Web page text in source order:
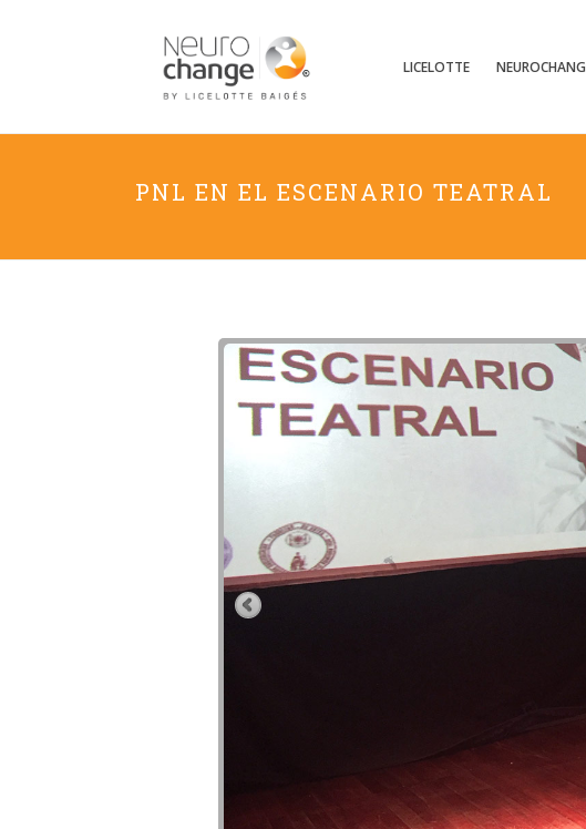
LICELOTTE
PNL EN EL ESCENARIO TEATRAL